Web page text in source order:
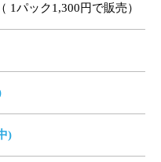
1パック1,300円で販売）
)